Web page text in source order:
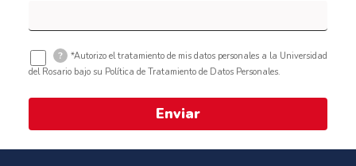
?
*Autorizo el tratamiento de mis datos personales a la Universidad
del Rosario bajo su Política de Tratamiento de Datos Personales.